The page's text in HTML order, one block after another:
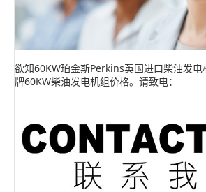
欲知60KW珀金斯Perkins英国进口柴油发电
牌60KW柴油发电机组价格。请致电：